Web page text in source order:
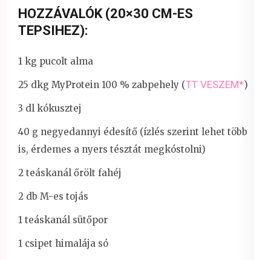
HOZZÁVALÓK (20×30 CM-ES
TEPSIHEZ):
1 kg pucolt alma
25 dkg MyProtein 100 % zabpehely (TT VESZEM*)
3 dl kókusztej
40 g negyedannyi édesítő (ízlés szerint lehet több
is, érdemes a nyers tésztát megkóstolni)
2 teáskanál őrölt fahéj
2 db M-es tojás
1 teáskanál sütőpor
1 csipet himalája só